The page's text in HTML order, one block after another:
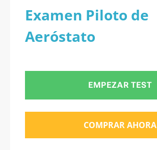
Examen Piloto de
Aeróstato
EMPEZAR TEST
COMPRAR AHORA